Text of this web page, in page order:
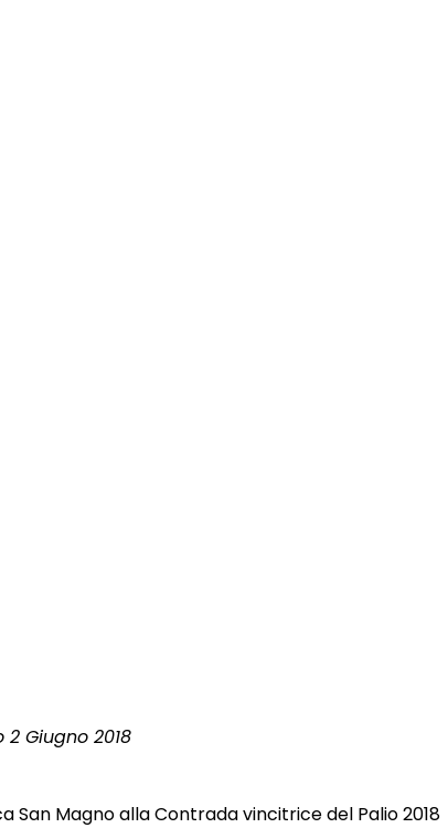
Giugno 2018
San Magno alla Contrada vincitrice del Palio 2018